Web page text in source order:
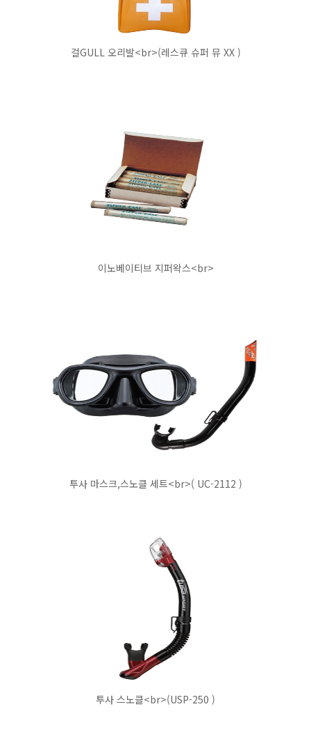
걸GULL 오리발<br>(레스큐 슈퍼 뮤 XX )
이노베이티브 지퍼왁스<br>
투사 마스크,스노클 세트<br>( UC-2112 )
투사 스노클<br>(USP-250 )